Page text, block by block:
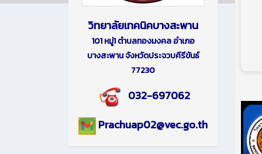
วิทยาลัยเทคนิคบางสะพาน
101 หมู่1 ตำบลทองมงคล อำเภอ
บางสะพาน จังหวัดประจวบคีรีขันธ์
77230
032-697062
Prachuap02@vec.go.th